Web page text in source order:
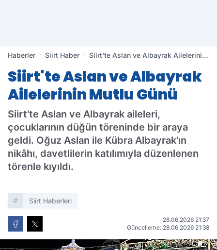
Haberler Siirt Haber
Siirt'te Aslan ve Albayrak Ailelerinin
Siirt'te Aslan ve Albayrak
Ailelerinin Mutlu Günü
Siirt'te Aslan ve Albayrak aileleri,
çocuklarının düğün töreninde bir araya
geldi. Oğuz Aslan ile Kübra Albayrak'ın
nikâhı, davetlilerin katılımıyla düzenlenen
törenle kıyıldı.
Siirt Haberleri
28.06.2026 21:37
Güncelleme: 28.06.2026 21:38